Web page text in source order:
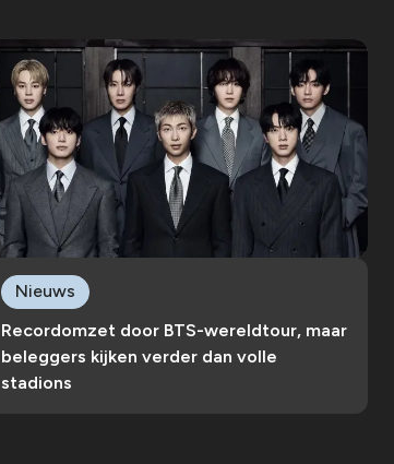
Recordomzet door BTS-wereldtour, maar
beleggers kijken verder dan volle
stadions
Nieuws